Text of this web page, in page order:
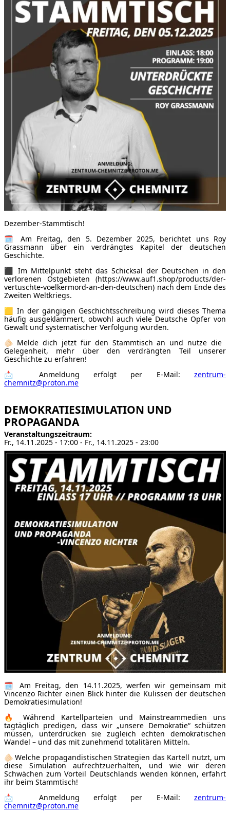
Dezember-Stammtisch!
🗓 Am Freitag, den 5. Dezember 2025, berichtet uns Roy
Grassmann über ein verdrängtes Kapitel der deutschen
Geschichte.
⬛️ Im Mittelpunkt steht das Schicksal der Deutschen in den
verlorenen Ostgebieten (https://www.auf1.shop/products/der-
vertuschte-voelkermord-an-den-deutschen) nach dem Ende des
Zweiten Weltkriegs.
🟨 In der gängigen Geschichtsschreibung wird dieses Thema
häufig ausgeklammert, obwohl auch viele Deutsche Opfer von
Gewalt und systematischer Verfolgung wurden.
🫵🏻 Melde dich jetzt für den Stammtisch an und nutze die
Gelegenheit, mehr über den verdrängten Teil unserer
Geschichte zu erfahren!
📩 Anmeldung erfolgt per E-Mail: zentrum-
chemnitz@proton.me
DEMOKRATIESIMULATION UND
PROPAGANDA
Veranstaltungszeitraum
Fr., 14.11.2025 - 17:00 - Fr., 14.11.2025 - 23:00
🗓 Am Freitag, den 14.11.2025, werfen wir gemeinsam mit
Vincenzo Richter einen Blick hinter die Kulissen der deutschen
Demokratiesimulation!
🔥 Während Kartellparteien und Mainstreammedien uns
tagtäglich predigen, dass wir „unsere Demokratie“ schützen
müssen, unterdrücken sie zugleich echten demokratischen
Wandel – und das mit zunehmend totalitären Mitteln.
🫵🏻 Welche propagandistischen Strategien das Kartell nutzt, um
diese Simulation aufrechtzuerhalten, und wie wir deren
Schwächen zum Vorteil Deutschlands wenden können, erfahrt
ihr beim Stammtisch!
📩 Anmeldung erfolgt per E-Mail: zentrum-
chemnitz@proton.me